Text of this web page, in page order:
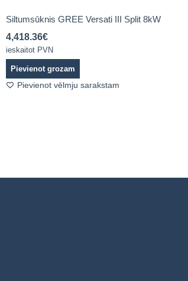
Siltumsūknis GREE Versati III Split 8kW
4,418.36€
ieskaitot PVN
Pievienot grozam
Pievienot vēlmju sarakstam